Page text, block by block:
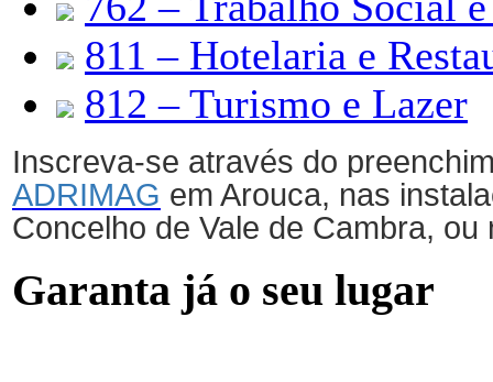
811 – Hotelaria e
812 – Turismo e Lazer
Inscreva-se através do
ADRIMAG em Arouca, nas
Concelho de Vale de Cambra,
Garanta já o seu lugar